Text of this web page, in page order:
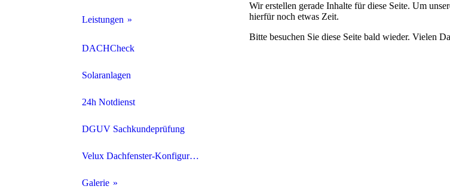
Leistungen
Dachdeckerarbeiten
Ziegeldach
Schieferdach
Schindeldach
Flachdach
Fassaden
DACHCheck
Solaranlagen
24h Notdienst
DGUV Sachkundeprüfung
Velux Dachfenster-Konfigurator
Galerie
Wir erstellen gerade Inhalte für diese Seite. Um
hierfür noch etwas Zeit.
Bitte besuchen Sie diese Seite bald wieder. Vielen